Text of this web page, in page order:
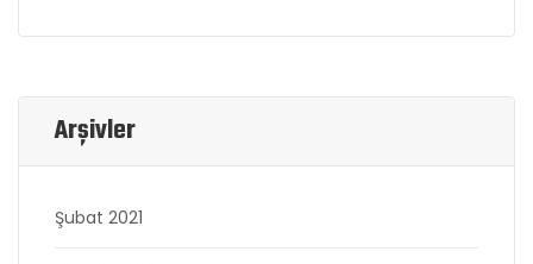
Arşivler
Şubat 2021